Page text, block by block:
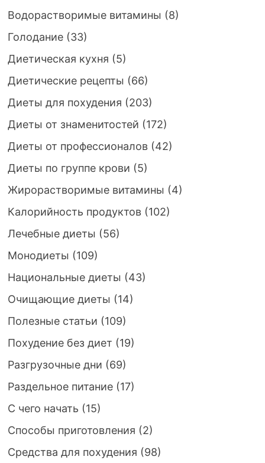
Водорастворимые витамины (8)
Голодание(33)
Диетическая кухня (5)
Диетические рецепты (66)
Диеты для похудения (203)
Диеты от знаменитостей (172)
Диеты от профессионалов(42)
Диеты по группе крови (5)
Жирорастворимые витамины (4)
Калорийность продуктов(102)
Лечебные диеты (56)
Монодиеты (109)
Национальные диеты (43)
Очищающие диеты (14)
Полезные статьи (109)
Похудение без диет (19)
Разгрузочные дни (69)
Раздельное питание(17)
С чего начать (15)
Способы приготовления (2)
Средства для похудения (98)